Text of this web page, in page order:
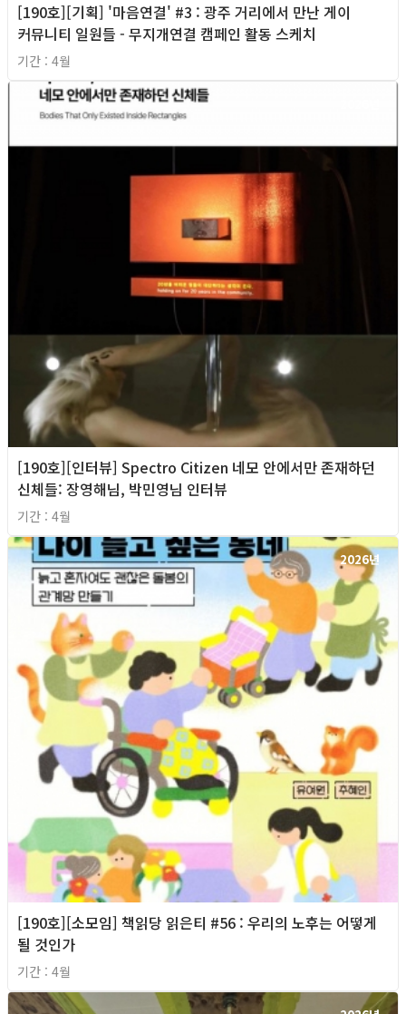
[190호][기획] '마음연결' #3 : 광주 거리에서 만난 게이
커뮤니티 일원들 - 무지개연결 캠페인 활동 스케치
기간 : 4월
[190호][인터뷰] Spectro Citizen 네모 안에서만 존재하던
신체들: 장영해님, 박민영님 인터뷰
기간 : 4월
2026년
[190호][소모임] 책읽당 읽은티 #56 : 우리의 노후는 어떻게
될 것인가
기간 : 4월